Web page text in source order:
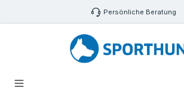
Zum Hauptinhalt springen Persönliche Beratung